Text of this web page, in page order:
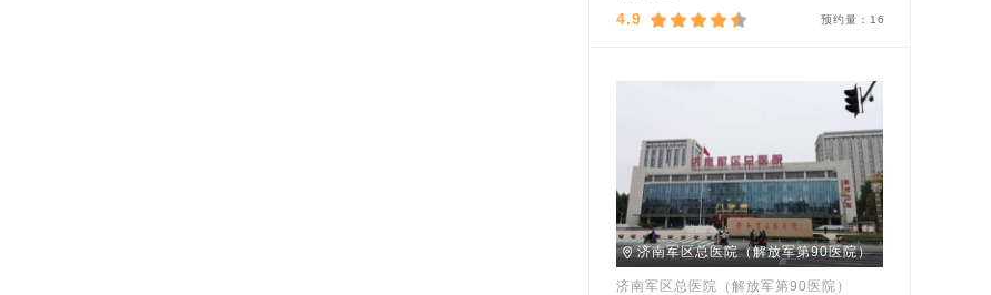
4.9 预约量： 16
济南军区总医院（解放军第90医院）
济南军区总医院（解放军第90医院）